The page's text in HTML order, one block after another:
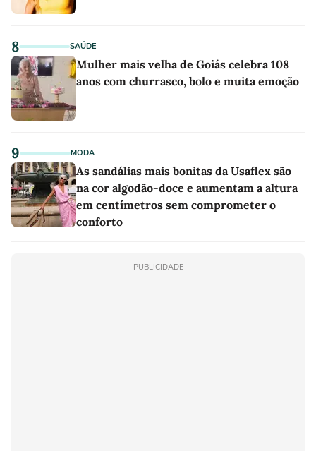
8 SAÚDE
Mulher mais velha de Goiás celebra 108
anos com churrasco, bolo e muita emoção
9 MODA
As sandálias mais bonitas da Usaflex são
na cor algodão-doce e aumentam a altura
em centímetros sem comprometer o
conforto
PUBLICIDADE